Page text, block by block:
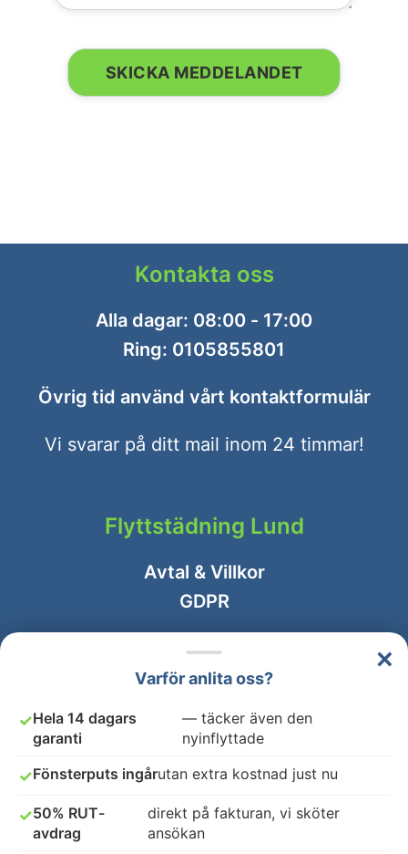
Kontakta oss
Alla dagar: 08:00 - 17:00
Ring: 0105855801
Övrig tid använd vårt kontaktformulär
Vi svarar på ditt mail inom 24 timmar!
Flyttstädning Lund
Avtal & Villkor
GDPR
ANSLUT DITT FÖRETAG ×
Varför anlita oss?
✓Hela 14 dagars
garanti
— täcker även den
nyinflyttade
✓Fönsterputs ingårutan extra kostnad just nu
✓50% RUT-
avdrag
direkt på fakturan, vi sköter
ansökan